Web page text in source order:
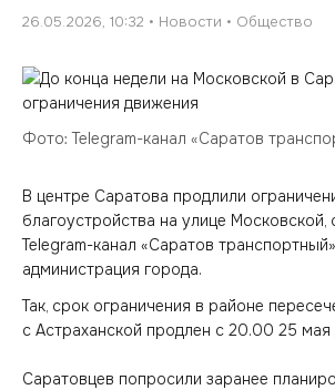
26.05.2026, 10:32 Новости Общество
Фото: Telegram-канал «Саратов
В центре Саратова продлили
благоустройства на улице
Telegram-канал «Саратов
администрация города.
Так, срок ограничения в районе
с Астраханской продлен с 20.00 25
Саратовцев попросили заранее